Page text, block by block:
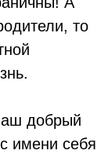
то
добрый
имени себя